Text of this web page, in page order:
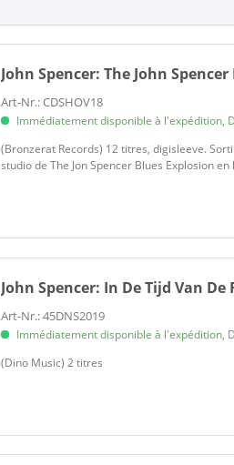
John Spencer:The John
Art-Nr.: CDSHOV18
Immédiatement disponible à l'expédition,
(Bronzerat Records) 12 titres, digisleeve.
studio de The Jon Spencer Blues Explosion
John Spencer: In De Tijd Van De
Art-Nr.: 45DNS2019
Immédiatement disponible à l'expédition,
(Dino Music) 2 titres